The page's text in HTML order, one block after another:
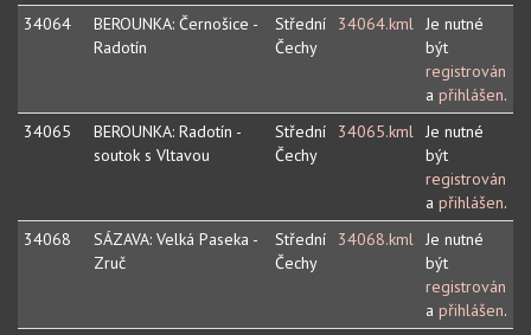
34064
BEROUNKA: Černošice -
Radotín
Střední
Čechy
34064.kml Je nutné
být
registrován
a přihlášen.
34065
BEROUNKA: Radotín -
soutok s Vltavou
Střední
Čechy
34065.kml Je nutné
být
registrován
a přihlášen.
34068
SÁZAVA: Velká Paseka -
Zruč
Střední
Čechy
34068.kml Je nutné
být
registrován
a přihlášen.